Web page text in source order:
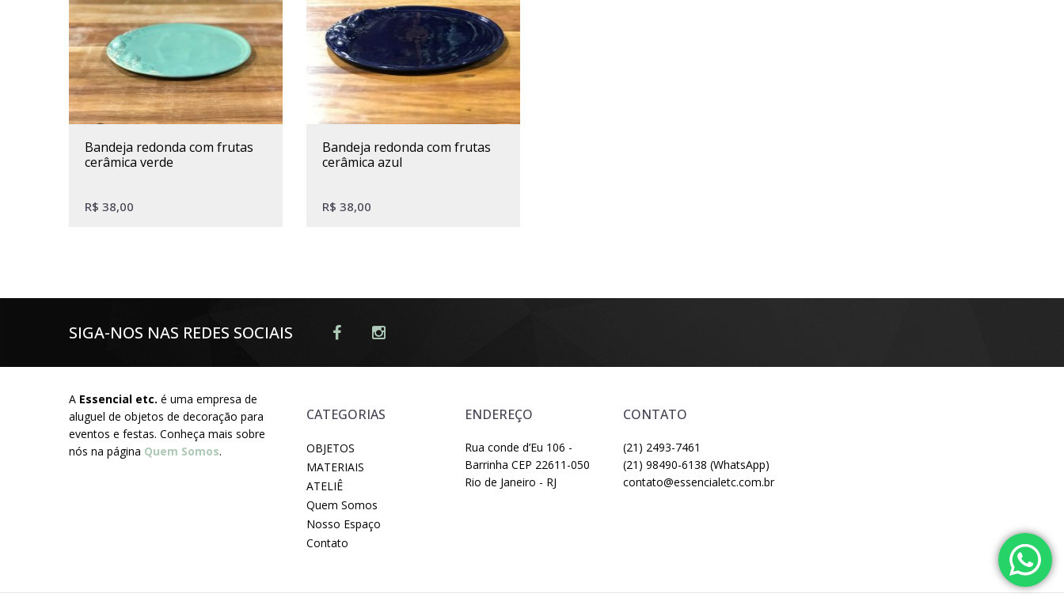
bandeja redonda com frutas
cerâmica verde
R$ 38,00
bandeja redonda com frutas
cerâmica azul
R$ 38,00
SIGA-NOS NAS REDES SOCIAIS
A Essencial etc. é uma empresa de
aluguel de objetos de decoração para
eventos e festas. Conheça mais sobre
nós na página Quem Somos.
CATEGORIAS
OBJETOS
MATERIAIS
ATELIÊ
Quem Somos
Nosso Espaço
Contato
ENDEREÇO
Rua conde d’Eu 106 -
Barrinha CEP 22611-050
Rio de Janeiro - RJ
CONTATO
(21) 2493-7461
(21) 98490-6138 (WhatsApp)
contato@essencialetc.com.br